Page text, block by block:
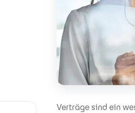
Verträge sind ein